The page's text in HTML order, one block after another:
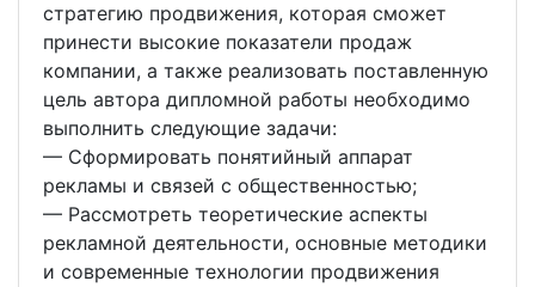
стратегию продвижения, которая сможет
принести высокие показатели продаж
компании, а также реализовать поставленную
цель автора дипломной работы необходимо
выполнить следующие задачи:
— Сформировать понятийный аппарат
рекламы и связей с общественностью;
— Рассмотреть теоретические аспекты
рекламной деятельности, основные методики
и современные технологии продвижения